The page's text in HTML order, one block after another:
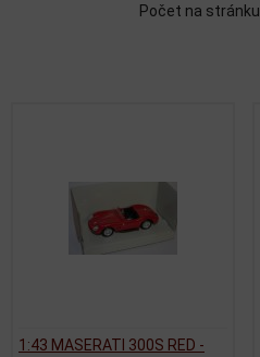
Počet na stránku
1:43 MASERATI 300S RED -